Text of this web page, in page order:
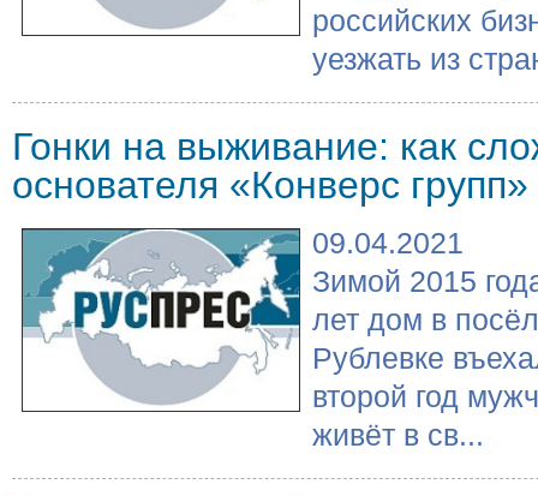
российских
уезжать из
Гонки на выживание: как
основателя «Конверс групп»
09.04.2021
Зимой 2015
лет дом в
Рублевке
второй год
живёт в св...